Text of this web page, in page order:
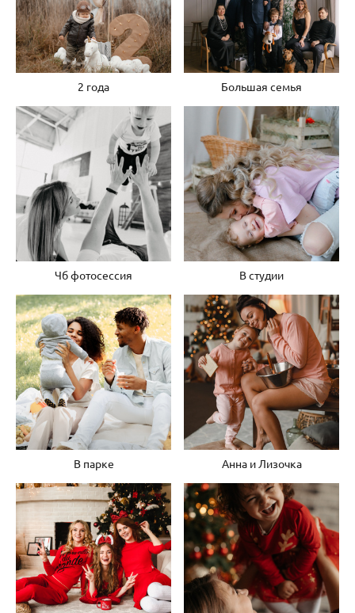
2 года Большая семья
Чб фотосессия В студии
В парке Анна и Лизочка